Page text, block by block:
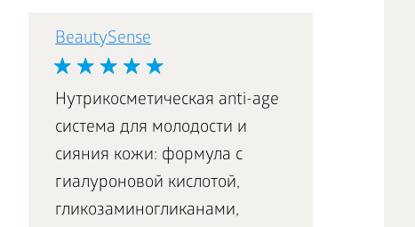
BeautySense
Нутрикосметическая anti-age
система для молодости и
сияния кожи: формула с
гиалуроновой кислотой,
гликозаминогликанами,